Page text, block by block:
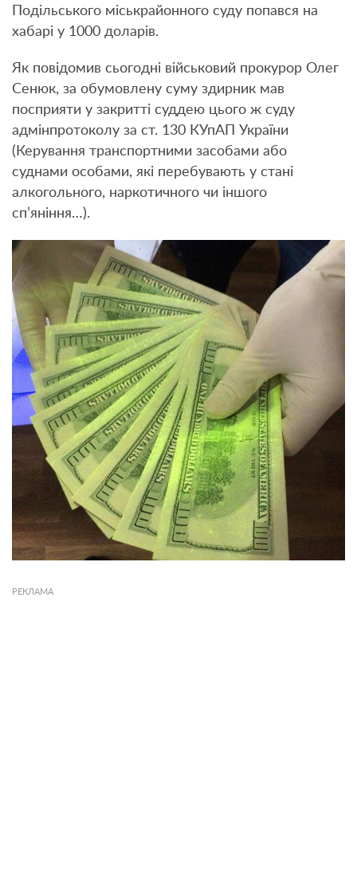
Подільського міськрайонного суду попався на
хабарі у 1000 доларів.
Як повідомив сьогодні військовий прокурор Олег
Сенюк, за обумовлену суму здирник мав
посприяти у закритті суддею цього ж суду
адмінпротоколу за ст. 130 КУпАП України
(Керування транспортними засобами або
суднами особами, які перебувають у стані
алкогольного, наркотичного чи іншого
сп’яніння…).
РЕКЛАМА